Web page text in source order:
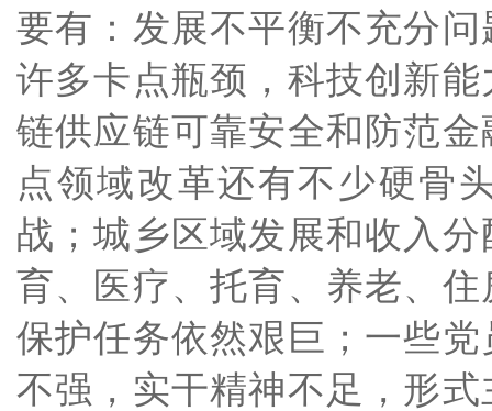
要有：发展不平衡不充分
许多卡点瓶颈，科技创新
链供应链可靠安全和防范
点领域改革还有不少硬骨
战；城乡区域发展和收入
育、医疗、托育、养老、
保护任务依然艰巨；一些
不强，实干精神不足，形